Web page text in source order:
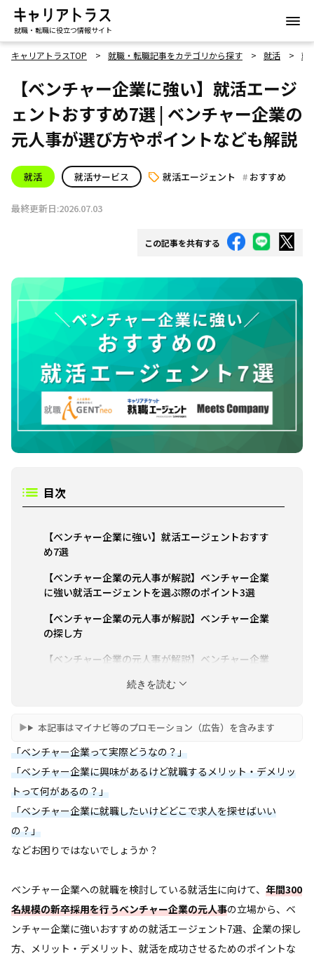
就職・転職に役立つ情報サイト
キャリアトラスTOP 就職・転職記事をカテゴリから探す 就活 就
【ベンチャー企業に強い】就活エージ
ェントおすすめ7選 | ベンチャー企業の
元人事が選び方やポイントなども解説
就活 就活サービス 就活エージェント おすすめ
最終更新日:2026.07.03
この記事を共有する
目次
【ベンチャー企業に強い】就活エージェントおすす
め7選
【ベンチャー企業の元人事が解説】ベンチャー企業
に強い就活エージェントを選ぷ際のポイント3選
【ベンチャー企業の元人事が解説】ベンチャー企業
の探し方
【ベンチャー企業の元人事が解説】ベンチャー企業
の就活の特徴4選
【ベンチャー企業の元人事が解説】ベンチャー企業
の就活を成功させるためのポイント4選
【ベンチャー企業の元人事が解説】ベンチャー企業
【ベンチャー企業の元人事が解説】ベンチャー企業
の就活によくある質問
まとめ
続きを読む
本記事はマイナビ等のプロモーション（広告）を含みます
「ベンチャー企業って実際どうなの？」
「ベンチャー企業に興味があるけど就職するメリット・デメリッ
トって何があるの？」
「ベンチャー企業に就職したいけどどこで求人を探せばいい
の？」
などお困りではないでしょうか？
ベンチャー企業への就職を検討している就活生に向けて、 年間300
名規模の新卒採用を行うベンチャー企業の元人事の立場から、ベ
ンチャー企業に強いおすすめの就活エージェント7選、企業の探し
方、メリット・デメリット、就活を成功させるためのポイントな